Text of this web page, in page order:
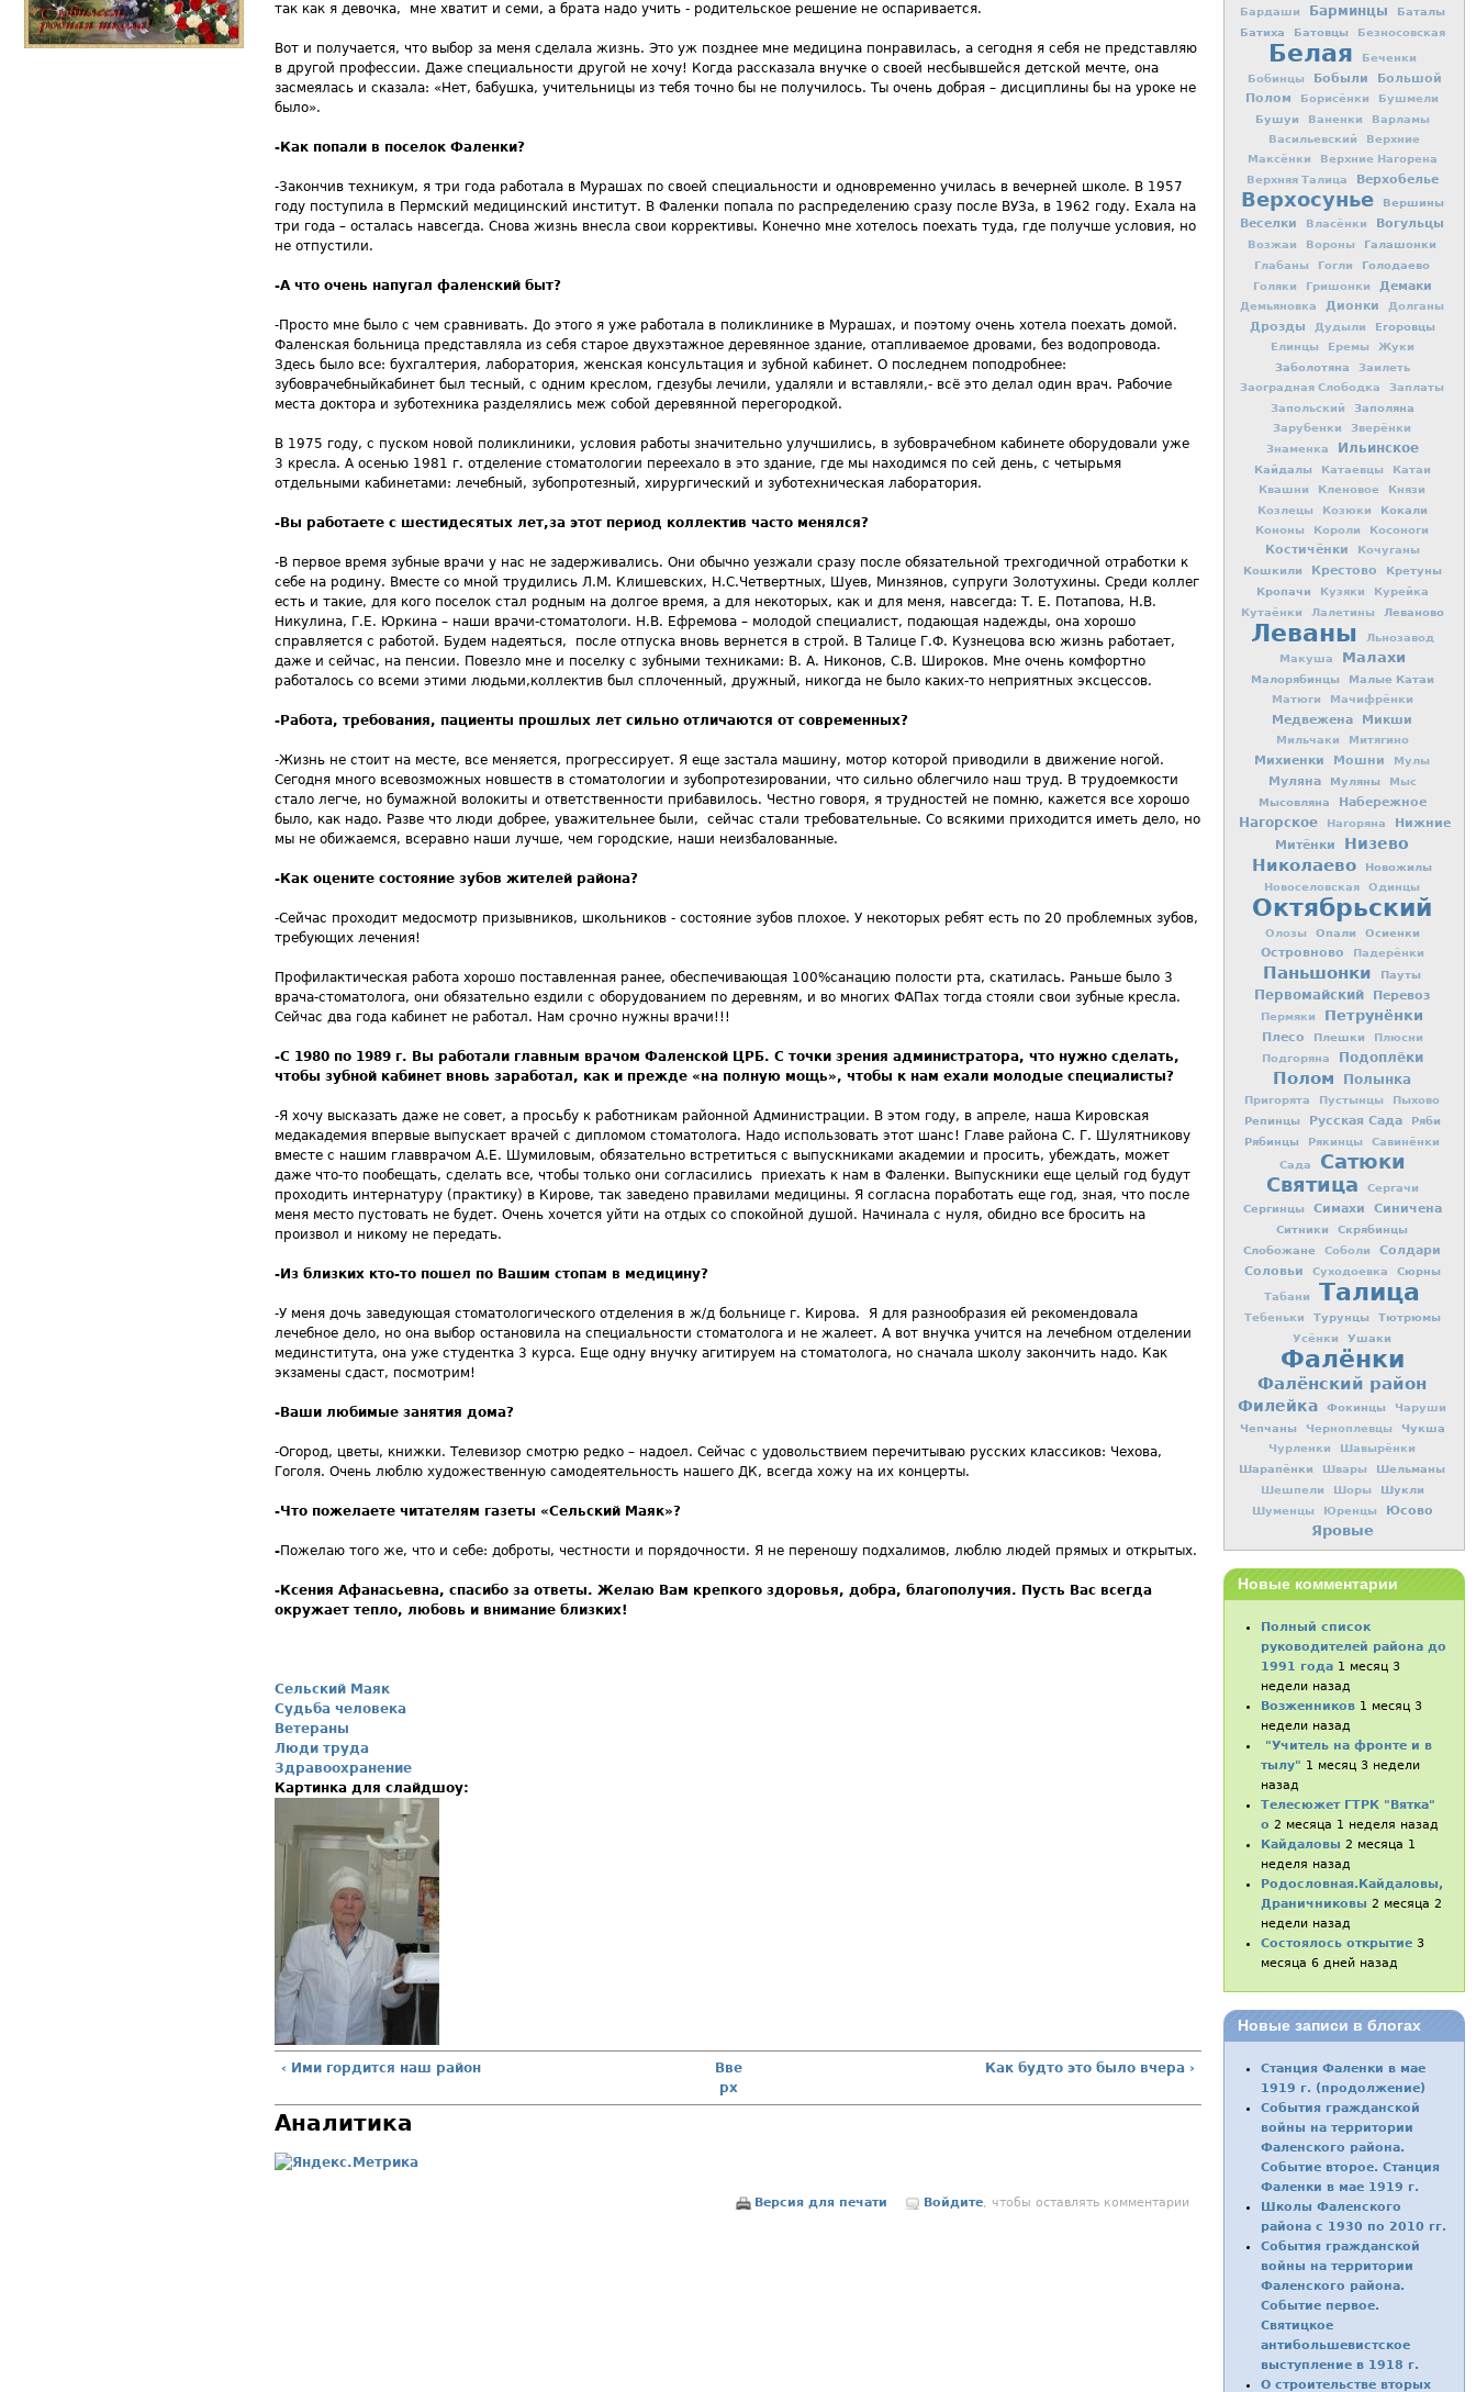
так как я девочка, мне хватит и семи, а брата надо учить - родительское решение не оспаривается.
Вот и получается, что выбор за меня сделала жизнь. Это уж позднее мне медицина понравилась, а сегодня я себя не представляю
в другой профессии. Даже специальности другой не хочу! Когда рассказала внучке о своей несбывшейся детской мечте, она
засмеялась и сказала: «Нет, бабушка, учительницы из тебя точно бы не получилось. Ты очень добрая – дисциплины бы на уроке не
было».
-Как попали в поселок Фаленки?
-Закончив техникум, я три года работала в Мурашах по своей специальности и одновременно училась в вечерней школе. В 1957
году поступила в Пермский медицинский институт. В Фаленки попала по распределению сразу после ВУЗа, в 1962 году. Ехала на
три года – осталась навсегда. Снова жизнь внесла свои коррективы. Конечно мне хотелось поехать туда, где получше условия, но
не отпустили.
-А что очень напугал фаленский быт?
-Просто мне было с чем сравнивать. До этого я уже работала в поликлинике в Мурашах, и поэтому очень хотела поехать домой.
Фаленская больница представляла из себя старое двухэтажное деревянное здание, отапливаемое дровами, без водопровода.
Здесь было все: бухгалтерия, лаборатория, женская консультация и зубной кабинет. О последнем поподробнее:
зубоврачебныйкабинет был тесный, с одним креслом, гдезубы лечили, удаляли и вставляли,- всё это делал один врач. Рабочие
места доктора и зуботехника разделялись меж собой деревянной перегородкой.
В 1975 году, с пуском новой поликлиники, условия работы значительно улучшились, в зубоврачебном кабинете оборудовали уже
3 кресла. А осенью 1981 г. отделение стоматологии переехало в это здание, где мы находимся по сей день, с четырьмя
отдельными кабинетами: лечебный, зубопротезный, хирургический и зуботехническая лаборатория.
-Вы работаете с шестидесятых лет,за этот период коллектив часто менялся?
-В первое время зубные врачи у нас не задерживались. Они обычно уезжали сразу после обязательной трехгодичной отработки к
себе на родину. Вместе со мной трудились Л.М. Клишевских, Н.С.Четвертных, Шуев, Минзянов, супруги Золотухины. Среди коллег
есть и такие, для кого поселок стал родным на долгое время, а для некоторых, как и для меня, навсегда: Т. Е. Потапова, Н.В.
Никулина, Г.Е. Юркина – наши врачи-стоматологи. Н.В. Ефремова – молодой специалист, подающая надежды, она хорошо
справляется с работой. Будем надеяться, после отпуска вновь вернется в строй. В Талице Г.Ф. Кузнецова всю жизнь работает,
даже и сейчас, на пенсии. Повезло мне и поселку с зубными техниками: В. А. Никонов, С.В. Широков. Мне очень комфортно
работалось со всеми этими людьми,коллектив был сплоченный, дружный, никогда не было каких-то неприятных эксцессов.
-Работа, требования, пациенты прошлых лет сильно отличаются от современных?
-Жизнь не стоит на месте, все меняется, прогрессирует. Я еще застала машину, мотор которой приводили в движение ногой.
Сегодня много всевозможных новшеств в стоматологии и зубопротезировании, что сильно облегчило наш труд. В трудоемкости
стало легче, но бумажной волокиты и ответственности прибавилось. Честно говоря, я трудностей не помню, кажется все хорошо
было, как надо. Разве что люди добрее, уважительнее были, сейчас стали требовательные. Со всякими приходится иметь дело, но
мы не обижаемся, всеравно наши лучше, чем городские, наши неизбалованные.
-Как оцените состояние зубов жителей района?
-Сейчас проходит медосмотр призывников, школьников - состояние зубов плохое. У некоторых ребят есть по 20 проблемных зубов,
требующих лечения!
Профилактическая работа хорошо поставленная ранее, обеспечивающая 100%санацию полости рта, скатилась. Раньше было 3
врача-стоматолога, они обязательно ездили с оборудованием по деревням, и во многих ФАПах тогда стояли свои зубные кресла.
Сейчас два года кабинет не работал. Нам срочно нужны врачи!!!
-С 1980 по 1989 г. Вы работали главным врачом Фаленской ЦРБ. С точки зрения администратора, что нужно сделать,
чтобы зубной кабинет вновь заработал, как и прежде «на полную мощь», чтобы к нам ехали молодые специалисты?
-Я хочу высказать даже не совет, а просьбу к работникам районной Администрации. В этом году, в апреле, наша Кировская
медакадемия впервые выпускает врачей с дипломом стоматолога. Надо использовать этот шанс! Главе района С. Г. Шулятникову
вместе с нашим главврачом А.Е. Шумиловым, обязательно встретиться с выпускниками академии и просить, убеждать, может
даже что-то пообещать, сделать все, чтобы только они согласились приехать к нам в Фаленки. Выпускники еще целый год будут
проходить интернатуру (практику) в Кирове, так заведено правилами медицины. Я согласна поработать еще год, зная, что после
меня место пустовать не будет. Очень хочется уйти на отдых со спокойной душой. Начинала с нуля, обидно все бросить на
произвол и никому не передать.
-Из близких кто-то пошел по Вашим стопам в медицину?
-У меня дочь заведующая стоматологического отделения в ж/д больнице г. Кирова. Я для разнообразия ей рекомендовала
лечебное дело, но она выбор остановила на специальности стоматолога и не жалеет. А вот внучка учится на лечебном отделении
мединститута, она уже студентка 3 курса. Еще одну внучку агитируем на стоматолога, но сначала школу закончить надо. Как
экзамены сдаст, посмотрим!
-Ваши любимые занятия дома?
-Огород, цветы, книжки. Телевизор смотрю редко – надоел. Сейчас с удовольствием перечитываю русских классиков: Чехова,
Гоголя. Очень люблю художественную самодеятельность нашего ДК, всегда хожу на их концерты.
-Что пожелаете читателям газеты «Сельский Маяк»?
-Пожелаю того же, что и себе: доброты, честности и порядочности. Я не переношу подхалимов, люблю людей прямых и открытых.
-Ксения Афанасьевна, спасибо за ответы. Желаю Вам крепкого здоровья, добра, благополучия. Пусть Вас всегда
окружает тепло, любовь и внимание близких!
Сельский Маяк
Судьба человека
Ветераны
Люди труда
Здравоохранение
Картинка для слайдшоу:
‹ Ими гордится наш район
Вве
рх
Как будто это было вчера ›
Аналитика
Версия для печати Войдите, чтобы оставлять комментарии
Бардаши Барминцы
Баталы
Батиха
Батовцы Безносовская
Белая
Беченки
Бобинцы
Бобыли
Большой
Полом
Борисёнки Бушмели
Бушуи Ваненки
Варламы
Васильевский
Верхние
Максёнки
Верхние Нагорена
Верхняя Талица
Верхобелье
Верхосунье Вершины
Веселки Власёнки Вогульцы
Возжаи Вороны Галашонки
Глабаны Гогли Голодаево
Голяки Гришонки Демаки
Демьяновка Дионки Долганы
Дрозды Дудыли Егоровцы
Елинцы Еремы Жуки
Заболотяна
Заилеть
Заоградная Слободка
Заплаты
Запольский
Заполяна
Зарубенки
Зверёнки
Знаменка
Ильинское
Кайдалы Катаевцы
Катаи
Квашни
Кленовое
Князи
Козлецы
Козюки Кокали
Кононы Короли Косоноги
Костичёнки Кочуганы
Кошкили Крестово
Кретуны
Кропачи
Кузяки
Курейка
Кутаёнки
Лалетины Леваново
Леваны
Льнозавод
Макуша
Малахи
Малорябинцы Малые Катаи
Матюги Мачифрёнки
Медвежена Микши
Мильчаки Митягино
Михиенки Мошни Мулы
Муляна Муляны Мыс
Мысовляна Набережное
Нагорское Нагоряна
Нижние
Митёнки
Низево
Николаево Новожилы
Новоселовская Одинцы
Октябрьский
Олозы Опали Осиенки
Островново Падерёнки
Паньшонки Пауты
Первомайский Перевоз
Пермяки Петрунёнки
Плесо Плешки
Плюсни
Подгоряна
Подоплёки
Полом Полынка
Пригорята Пустынцы Пыхово
Репинцы Русская Сада
Ряби
Рябинцы
Рякинцы
Савинёнки
Сада
Сатюки
Святица
Сергачи
Сергинцы Симахи Синичена
Ситники
Скрябинцы
Слобожане
Соболи
Солдари
Соловьи
Суходоевка Сюрны
Табани Талица
Тебеньки Турунцы Тютрюмы
Усёнки Ушаки
Фалёнки
Фалёнский район
Филейка Фокинцы Чаруши
Чепчаны Черноплевцы Чукша
Чурленки Шавырёнки
Шарапёнки Швары Шельманы
Шешпели Шоры Шукли
Шуменцы Юренцы Юсово
Яровые
Новые комментарии
Полный список
руководителей района до
1991 года 1 месяц 3
недели назад
Возженников 1 месяц 3
недели назад
"Учитель на фронте и в
тылу" 1 месяц 3 недели
назад
Телесюжет ГТРК "Вятка"
о 2 месяца 1 неделя назад
Кайдаловы 2 месяца 1
неделя назад
Родословная.Кайдаловы,
Драничниковы 2 месяца 2
недели назад
Состоялось открытие 3
месяца 6 дней назад
Новые записи в блогах
Станция Фаленки в мае
1919 г. (продолжение)
События гражданской
войны на территории
Фаленского района.
Событие второе. Станция
Фаленки в мае 1919 г.
Школы Фаленского
района с 1930 по 2010 гг.
События гражданской
войны на территории
Фаленского района.
Событие первое.
Святицкое
антибольшевистское
выступление в 1918 г.
О строительстве вторых